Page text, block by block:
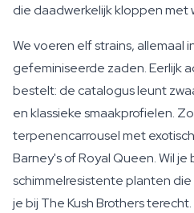
die daadwerkelijk kloppen met
We voeren elf strains, allemaal
gefeminiseerde zaden. Eerlijk
bestelt: de catalogus leunt
en klassieke smaakprofielen.
terpenencarrousel met
Barney's of Royal Queen. Wil
schimmelresistente planten die
je bij The Kush Brothers terecht.